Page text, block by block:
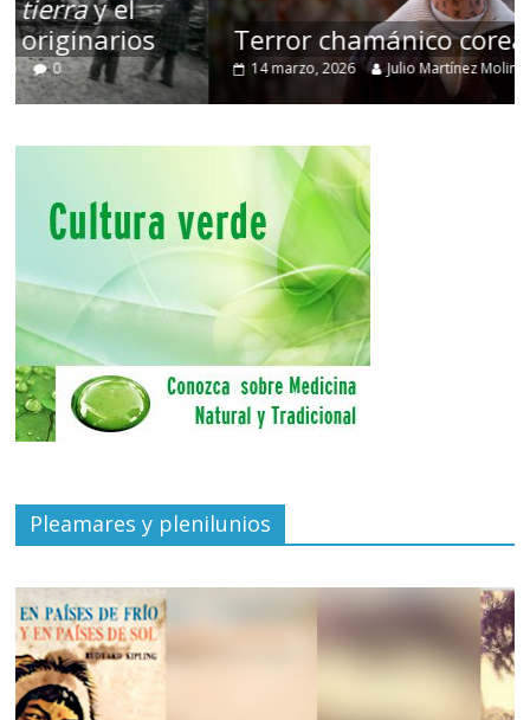
Terror chamánico coreano
14 marzo, 2026 Julio Martínez Molina 0
Pleamares y plenilunios